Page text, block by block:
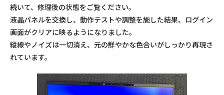
続いて、修理後の状態をご覧ください。
液晶パネルを交換し、動作テストや調整を施した結果、ログイン
画面がクリアに映るようになりました。
縦線やノイズは一切消え、元の鮮やかな色合いがしっかり再現さ
れています。